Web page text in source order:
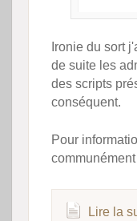
Ironie du sort
de suite les
des scripts
conséquent.
Pour
Lire la